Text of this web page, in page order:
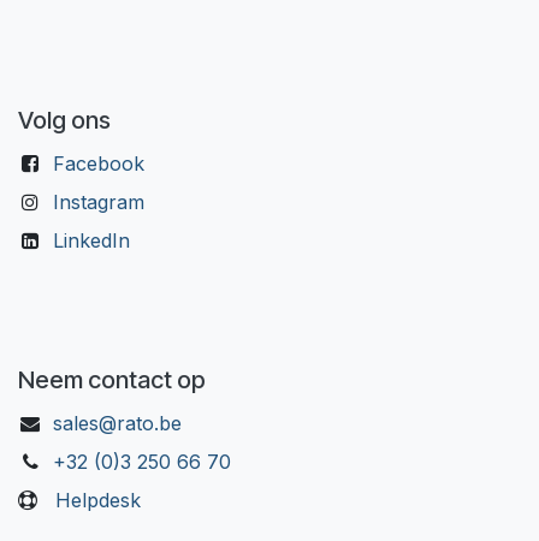
Volg ons
Facebook
Instagram
LinkedIn
Neem contact op
sales@rato.be
+32 (0)3 250 66 70
Helpdesk